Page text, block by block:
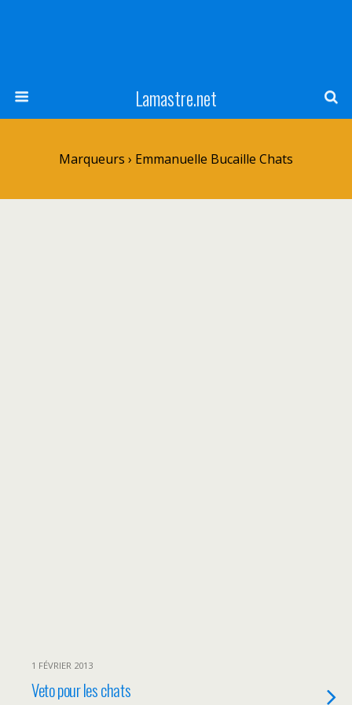
Lamastre.net
Marqueurs › Emmanuelle Bucaille Chats
1 FÉVRIER 2013
Veto pour les chats